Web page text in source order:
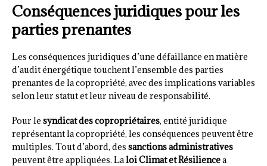
Conséquences juridiques pour les
parties prenantes
Les conséquences juridiques d’une défaillance en matière
d’audit énergétique touchent l’ensemble des parties
prenantes de la copropriété, avec des implications variables
selon leur statut et leur niveau de responsabilité.
Pour le syndicat des copropriétaires, entité juridique
représentant la copropriété, les conséquences peuvent être
multiples. Tout d’abord, des sanctions administratives
peuvent être appliquées. Laloi Climat et Résiliencea